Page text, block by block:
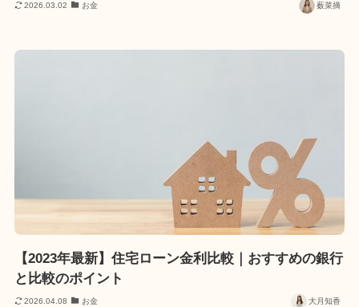
2026.03.02 お金 薮菜摘
【2023年最新】住宅ローン金利比較｜おすすめの銀行
と比較のポイント
2026.04.08 お金 大月知香